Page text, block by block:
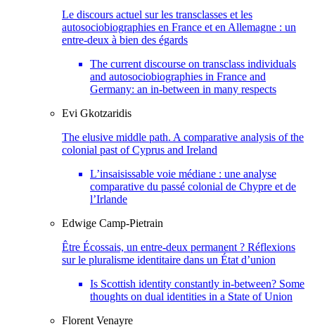
Le discours actuel sur les transclasses et les
autosociobiographies en France et en Allemagne : un
entre-deux à bien des égards
The current discourse on transclass individuals
and autosociobiographies in France and
Germany: an in-between in many respects
Evi Gkotzaridis
The elusive middle path. A comparative analysis of the
colonial past of Cyprus and Ireland
L’insaisissable voie médiane : une analyse
comparative du passé colonial de Chypre et de
l’Irlande
Edwige Camp-Pietrain
Être Écossais, un entre-deux permanent ? Réflexions
sur le pluralisme identitaire dans un État d’union
Is Scottish identity constantly in-between? Some
thoughts on dual identities in a State of Union
Florent Venayre